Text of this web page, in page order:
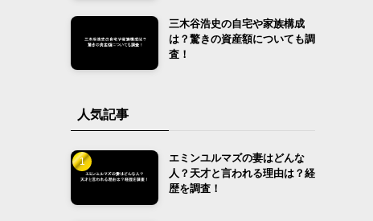
三木谷浩史の自宅や家族構成
は？驚きの資産額についても調
査！
人気記事
エミンユルマズの妻はどんな
人？天才と言われる理由は？経
歴を調査！